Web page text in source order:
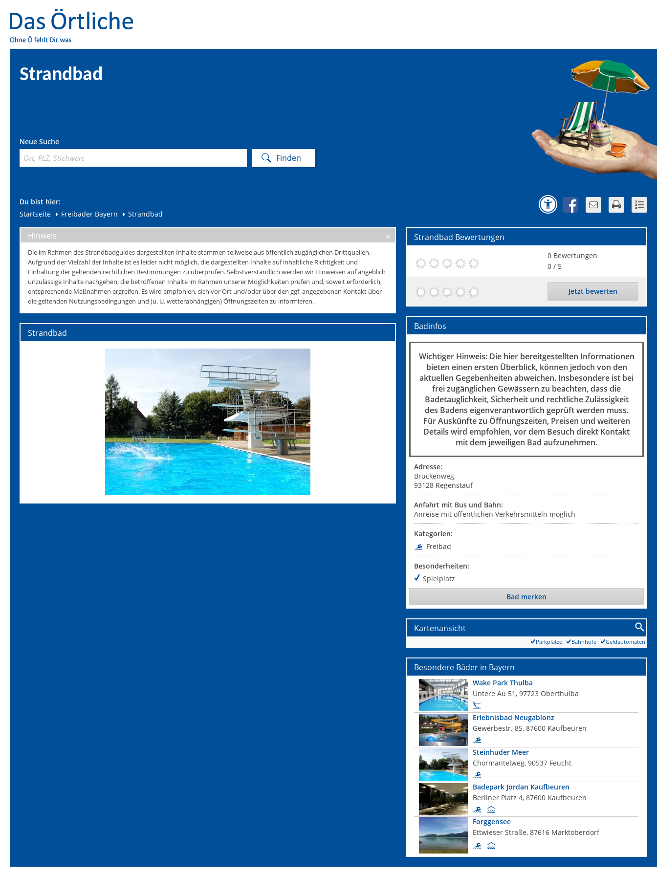
Strandbad
Neue Suche
Du bist hier:
Startseite
Freibäder Bayern Strandbad
Hinweis
Die im Rahmen des Strandbadguides dargestellten Inhalte stammen teilweise aus öffentlich zugänglichen Drittquellen.
Aufgrund der Vielzahl der Inhalte ist es leider nicht möglich, die dargestellten Inhalte auf inhaltliche Richtigkeit und
Einhaltung der geltenden rechtlichen Bestimmungen zu überprüfen. Selbstverständlich werden wir Hinweisen auf angeblich
unzulässige Inhalte nachgehen, die betroffenen Inhalte im Rahmen unserer Möglichkeiten prüfen und, soweit erforderlich,
entsprechende Maßnahmen ergreifen. Es wird empfohlen, sich vor Ort und/oder über den ggf. angegebenen Kontakt über
die geltenden Nutzungsbedingungen und (u. U. wetterabhängigen) Öffnungszeiten zu informieren.
Strandbad
Strandbad Bewertungen
0 Bewertungen
0 / 5
Jetzt bewerten
Badinfos
Wichtiger Hinweis: Die hier bereitgestellten Informationen
bieten einen ersten Überblick, können jedoch von den
aktuellen Gegebenheiten abweichen. Insbesondere ist bei
frei zugänglichen Gewässern zu beachten, dass die
Badetauglichkeit, Sicherheit und rechtliche Zulässigkeit
des Badens eigenverantwortlich geprüft werden muss.
Für Auskünfte zu Öffnungszeiten, Preisen und weiteren
Details wird empfohlen, vor dem Besuch direkt Kontakt
mit dem jeweiligen Bad aufzunehmen.
Adresse:
Brückenweg
93128 Regenstauf
Anfahrt mit Bus und Bahn:
Anreise mit öffentlichen Verkehrsmitteln möglich
Kategorien:
Freibad
Besonderheiten:
Spielplatz
Bad merken
Kartenansicht
Geldautomaten
Bahnhöfe
Parkplätze
Besondere Bäder in Bayern
Wake Park Thulba
Untere Au 51, 97723 Oberthulba
Erlebnisbad Neugablonz
Gewerbestr. 85, 87600 Kaufbeuren
Steinhuder Meer
Chormantelweg, 90537 Feucht
Badepark Jordan Kaufbeuren
Berliner Platz 4, 87600 Kaufbeuren
Forggensee
Ettwieser Straße, 87616 Marktoberdorf